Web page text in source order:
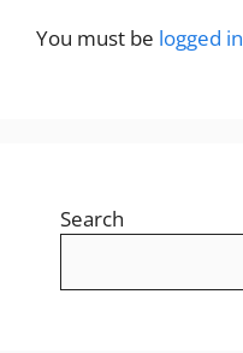
You must be logged in
Search